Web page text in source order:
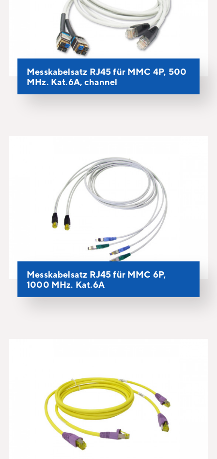
Messkabelsatz RJ45 für MMC 4P, 500
MHz. Kat.6A, channel
Messkabelsatz RJ45 für MMC 6P,
1000 MHz. Kat.6A